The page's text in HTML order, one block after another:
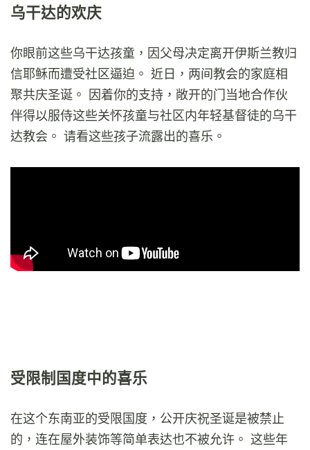
乌干达的欢庆
你眼前这些乌干达孩童，因父母决定离开伊斯兰教归
信耶稣而遭受社区逼迫。 近日，两间教会的家庭相
聚共庆圣诞。 因着你的支持，敞开的门当地合作伙
伴得以服侍这些关怀孩童与社区内年轻基督徒的乌干
达教会。 请看这些孩子流露出的喜乐。
受限制国度中的喜乐
在这个东南亚的受限国度，公开庆祝圣诞是被禁止
的，连在屋外装饰等简单表达也不被允许。 这些年